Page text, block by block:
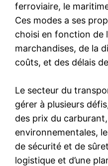
ferroviaire, le
Ces modes a ses
choisi en fonction de
marchandises, de la
coûts, et des délais
Le secteur du
gérer à plusieurs
des prix du
environnementales,
de sécurité et de
logistique et d’une